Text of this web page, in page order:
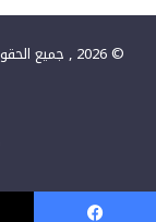
© 2026 , جميع الحقوق محفوظة نجوم العرب الأن |